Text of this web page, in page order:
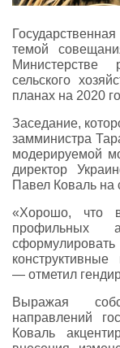
темой
Министерстве
сельского
планах на 2020
Заседание,
замминистра
модерируемой
директор
Павел Коваль на
«Хорошо, что
профильных
— отметил
Выражая
направлений
Коваль